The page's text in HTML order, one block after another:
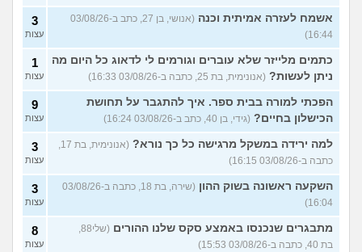
אשמח לעזרה אמיתית וכנה
(אנושי, בן 27, כתב ב-03/08/26
16:44)
3
עצות
כתמים מלייזר שלא עוברים וגורמים לי לדאוג כל היום מה
ניתן לעשות? (אנונימית, בת 25, כתבה ב-03/08/26 16:33)
1
עצות
הפכתי למורה בבית ספר. איך להתגבר על תחושת
הכישלון בחיים? (גידי, בן 40, כתב ב-03/08/26 16:24)
9
עצות
למה ירידה במשקל מרגישה כל כך נורא?
(אנונימית, בת 17,
כתבה ב-03/08/26 16:15)
3
עצות
השקעה ראשונה בשוק ההון
(שירה, בת 18, כתבה ב-03/08/26
16:04)
3
עצות
מתבגרים שנכנסו באמצע סקס שלנו ההורים
(שלי88,
בת 40, כתבה ב-03/08/26 15:53)
8
עצות